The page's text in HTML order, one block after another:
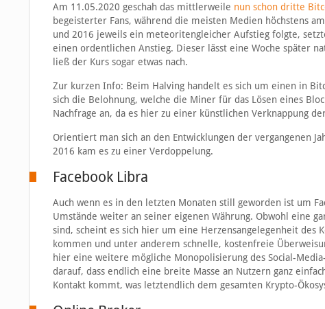
Am 11.05.2020 geschah das mittlerweile nun schon dritte
begeisterter Fans, während die meisten Medien höchstens
und 2016 jeweils ein meteoritengleicher Aufstieg folgte,
einen ordentlichen Anstieg. Dieser lässt eine Woche später
ließ der Kurs sogar etwas nach.
Zur kurzen Info: Beim Halving handelt es sich um einen in
sich die Belohnung, welche die Miner für das Lösen eines
Nachfrage an, da es hier zu einer künstlichen Verknappung
Orientiert man sich an den Entwicklungen der vergangenen
2016 kam es zu einer Verdoppelung.
Facebook Libra
Auch wenn es in den letzten Monaten still geworden ist um
Umstände weiter an seiner eigenen Währung. Obwohl eine
sind, scheint es sich hier um eine Herzensangelegenheit des
kommen und unter anderem schnelle, kostenfreie
hier eine weitere mögliche Monopolisierung des Social-
darauf, dass endlich eine breite Masse an Nutzern ganz
Kontakt kommt, was letztendlich dem gesamten Krypto-